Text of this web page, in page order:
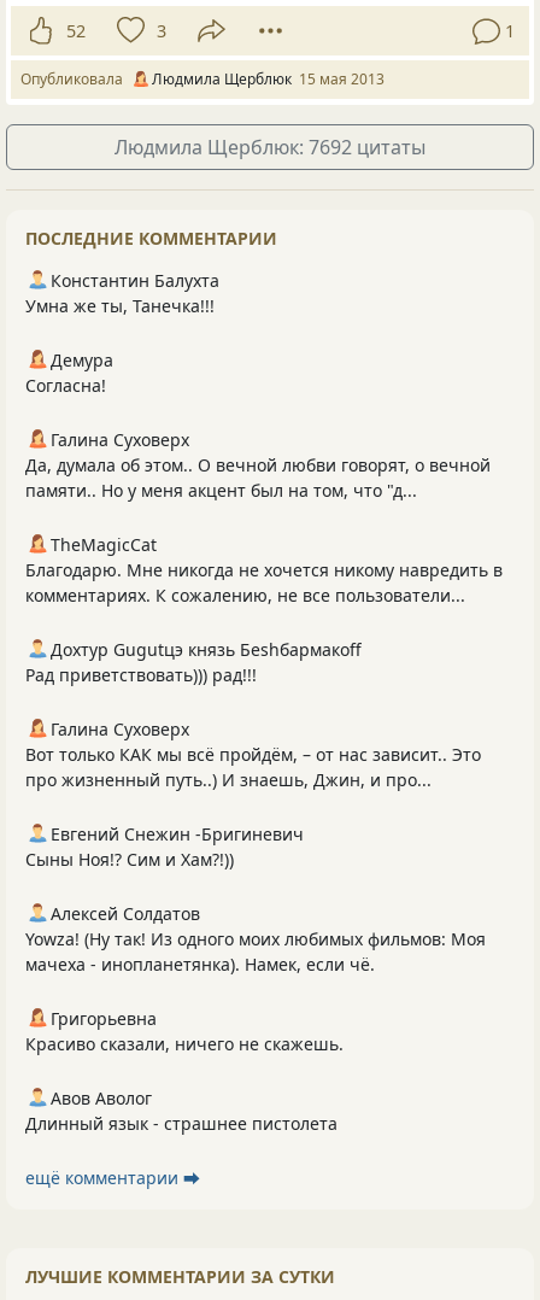
52 3 1
Опубликовала Людмила Щерблюк 15 мая 2013
Людмила Щерблюк: 7692 цитаты
ПОСЛЕДНИЕ КОММЕНТАРИИ
Константин Балухта
Умна же ты, Танечка!!!
Демура
Согласна!
Галина Суховерх
Да, думала об этом.. О вечной любви говорят, о вечной
памяти.. Но у меня акцент был на том, что "д...
TheMagicCat
Благодарю. Мне никогда не хочется никому навредить в
комментариях. К сожалению, не все пользователи...
Дохтур Gugutцэ князь Беshбармакоff
Рад приветствовать))) рад!!!
Галина Суховерх
Вот только КАК мы всё пройдём, – от нас зависит.. Это
про жизненный путь..) И знаешь, Джин, и про...
Евгений Снежин -Бригиневич
Сыны Ноя!? Сим и Хам?!))
Алексей Солдатов
Yowza! (Ну так! Из одного моих любимых фильмов: Моя
мачеха - инопланетянка). Намек, если чё.
Григорьевна
Красиво сказали, ничего не скажешь.
Авов Аволог
Длинный язык - страшнее пистолета
ещё комментарии ⮕
ЛУЧШИЕ КОММЕНТАРИИ ЗА СУТКИ